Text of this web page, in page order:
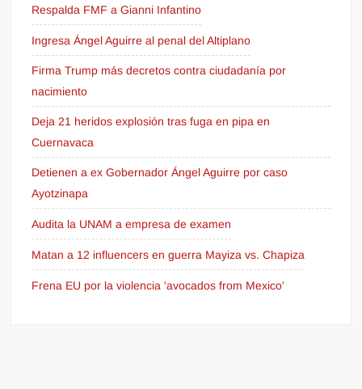
Respalda FMF a Gianni Infantino
Ingresa Ángel Aguirre al penal del Altiplano
Firma Trump más decretos contra ciudadanía por
nacimiento
Deja 21 heridos explosión tras fuga en pipa en
Cuernavaca
Detienen a ex Gobernador Ángel Aguirre por caso
Ayotzinapa
Audita la UNAM a empresa de examen
Matan a 12 influencers en guerra Mayiza vs. Chapiza
Frena EU por la violencia 'avocados from Mexico'